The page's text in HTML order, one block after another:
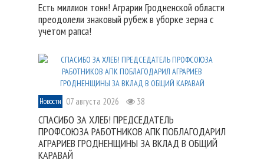
Есть миллион тонн! Аграрии Гродненской области
преодолели знаковый рубеж в уборке зерна с
учетом рапса!
Новости 07 августа 2026 38
СПАСИБО ЗА ХЛЕБ! ПРЕДСЕДАТЕЛЬ
ПРОФСОЮЗА РАБОТНИКОВ АПК ПОБЛАГОДАРИЛ
АГРАРИЕВ ГРОДНЕНЩИНЫ ЗА ВКЛАД В ОБЩИЙ
КАРАВАЙ